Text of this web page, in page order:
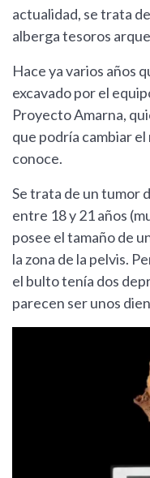
actualidad, se trata
alberga tesoros
Hace ya varios años
excavado por el
Proyecto Amarna,
que podría cambiar el
conoce.
Se trata de un tumor
entre 18 y 21 años
posee el tamaño de
la zona de la pelvis.
el bulto tenía dos
parecen ser unos